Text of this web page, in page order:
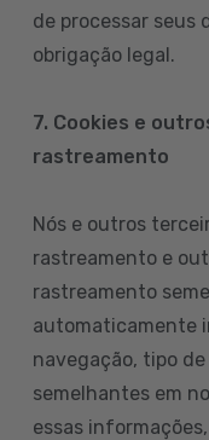
de processar seus
obrigação legal.
7. Cookies e
rastreamento
Nós e outros
rastreamento e
rastreamento
automaticamente
navegação, tipo
semelhantes em
essas